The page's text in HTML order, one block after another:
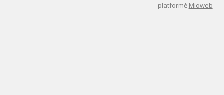
platformě Mioweb